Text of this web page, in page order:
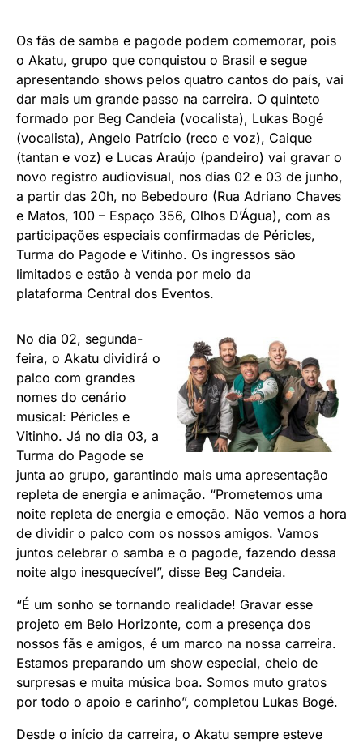
Os fãs de samba e pagode podem comemorar, pois
o Akatu, grupo que conquistou o Brasil e segue
apresentando shows pelos quatro cantos do país, vai
dar mais um grande passo na carreira. O quinteto
formado por Beg Candeia (vocalista), Lukas Bogé
(vocalista), Angelo Patrício (reco e voz), Caique
(tantan e voz) e Lucas Araújo (pandeiro) vai gravar o
novo registro audiovisual, nos dias 02 e 03 de junho,
a partir das 20h, no Bebedouro (Rua Adriano Chaves
e Matos, 100 – Espaço 356, Olhos D’Água), com as
participações especiais confirmadas de Péricles,
Turma do Pagode e Vitinho. Os ingressos são
limitados e estão à venda por meio da
plataforma Central dos Eventos.
No dia 02, segunda-
feira, o Akatu dividirá o
palco com grandes
nomes do cenário
musical: Péricles e
Vitinho. Já no dia 03, a
Turma do Pagode se
junta ao grupo, garantindo mais uma apresentação
repleta de energia e animação. “Prometemos uma
noite repleta de energia e emoção. Não vemos a hora
de dividir o palco com os nossos amigos. Vamos
juntos celebrar o samba e o pagode, fazendo dessa
noite algo inesquecível”, disse Beg Candeia.
“É um sonho se tornando realidade! Gravar esse
projeto em Belo Horizonte, com a presença dos
nossos fãs e amigos, é um marco na nossa carreira.
Estamos preparando um show especial, cheio de
surpresas e muita música boa. Somos muto gratos
por todo o apoio e carinho”, completou Lukas Bogé.
Desde o início da carreira, o Akatu sempre esteve